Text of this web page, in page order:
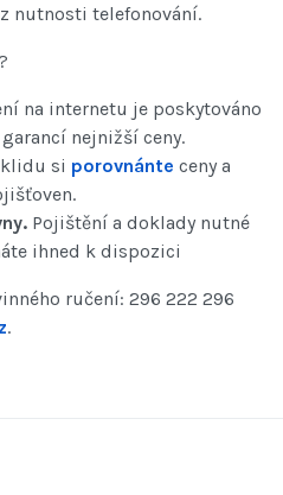
nutnosti telefonování.
na internetu je poskytováno
nejnižší ceny.
si porovnánte ceny a
Pojištění a doklady nutné
ihned k dispozici
ručení: 296 222 296
.